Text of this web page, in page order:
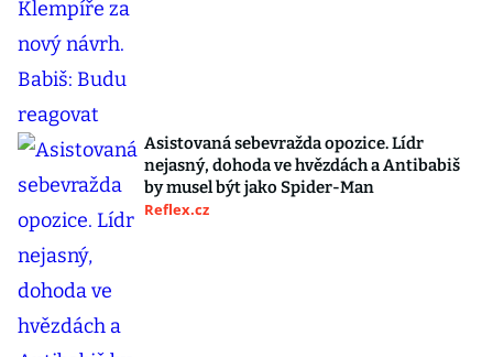
Asistovaná sebevražda opozice. Lídr
nejasný, dohoda ve hvězdách a Antibabiš
by musel být jako Spider-Man
Reflex.cz